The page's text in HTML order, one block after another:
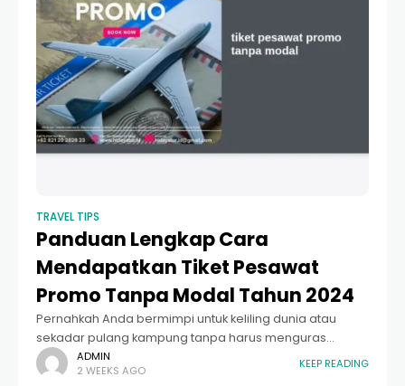
TRAVEL TIPS
Panduan Lengkap Cara
Mendapatkan Tiket Pesawat
Promo Tanpa Modal Tahun 2024
Pernahkah Anda bermimpi untuk keliling dunia atau
sekadar pulang kampung tanpa harus menguras
tabungan? Mendapatkan tiket pesawat promo tanpa
modal mungkin terdengar seperti mimpi yang terlalu
ADMIN
2 WEEKS AGO
KEEP READING